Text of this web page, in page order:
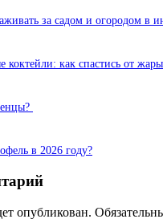
за садом и огородом в
как спастись от жары
в 2026 году?
опубликован.